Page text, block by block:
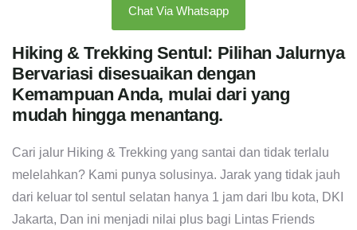
Chat Via Whatsapp
Hiking & Trekking Sentul: Pilihan Jalurnya
Bervariasi disesuaikan dengan
Kemampuan Anda, mulai dari yang
mudah hingga menantang.
Cari jalur Hiking & Trekking yang santai dan tidak terlalu
melelahkan? Kami punya solusinya. Jarak yang tidak jauh
dari keluar tol sentul selatan hanya 1 jam dari Ibu kota, DKI
Jakarta, Dan ini menjadi nilai plus bagi Lintas Friends